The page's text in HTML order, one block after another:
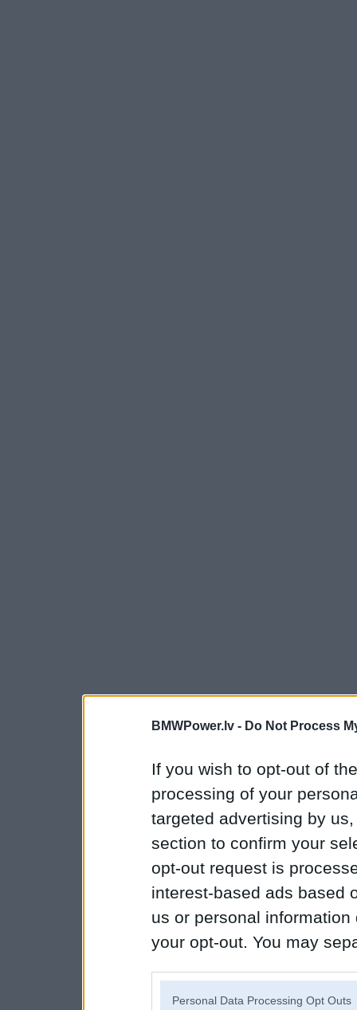
BMWPower.lv - Do Not Process
If you wish to opt-out of
processing of your
targeted advertising by
section to confirm your
opt-out request is
interest-based ads based
us or personal
your opt-out. You may
Personal Data Processing Opt Outs